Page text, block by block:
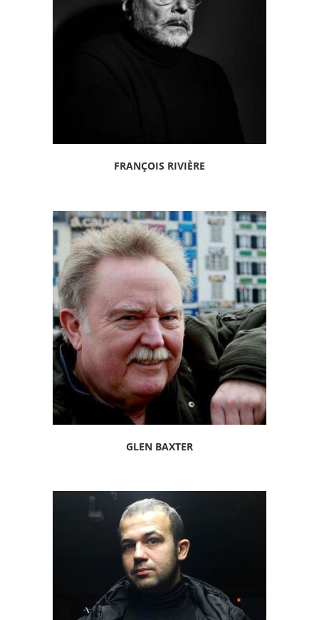
FRANÇOIS RIVIÈRE
GLEN BAXTER